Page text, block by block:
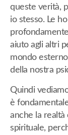
queste verità,
io stesso. Le
aiuto agli altri
mondo
della nostra
Quindi
è
anche la realtà
spirituale,